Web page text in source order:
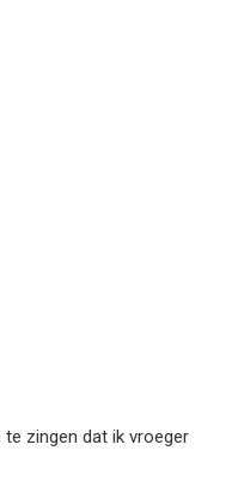
zingen dat ik vroeger